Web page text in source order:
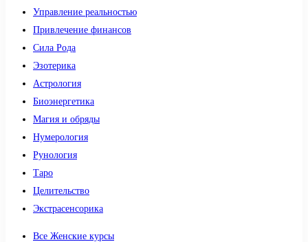
Управление реальностью
Привлечение финансов
Сила Рода
Эзотерика
Астрология
Биоэнергетика
Магия и обряды
Нумерология
Рунология
Таро
Целительство
Экстрасенсорика
Все Женские курсы